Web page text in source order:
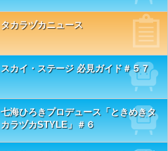
タカラヅカニュース
スカイ・ステージ 必見ガイド＃５７
七海ひろきプロデュース「ときめきタ
カラヅカSTYLE」＃６